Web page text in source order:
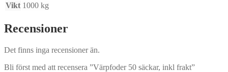
Vikt 1000 kg
Recensioner
Det finns inga recensioner än.
Bli först med att recensera ”Värpfoder 50 säckar, inkl frakt”